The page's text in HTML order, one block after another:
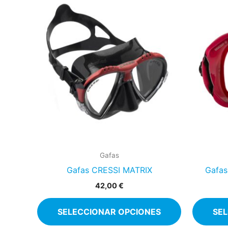
Gafas
Gafas CRESSI MATRIX
42,00€
SELECCIONAR OPCIONES
múltiples
variantes.
opciones
página
producto